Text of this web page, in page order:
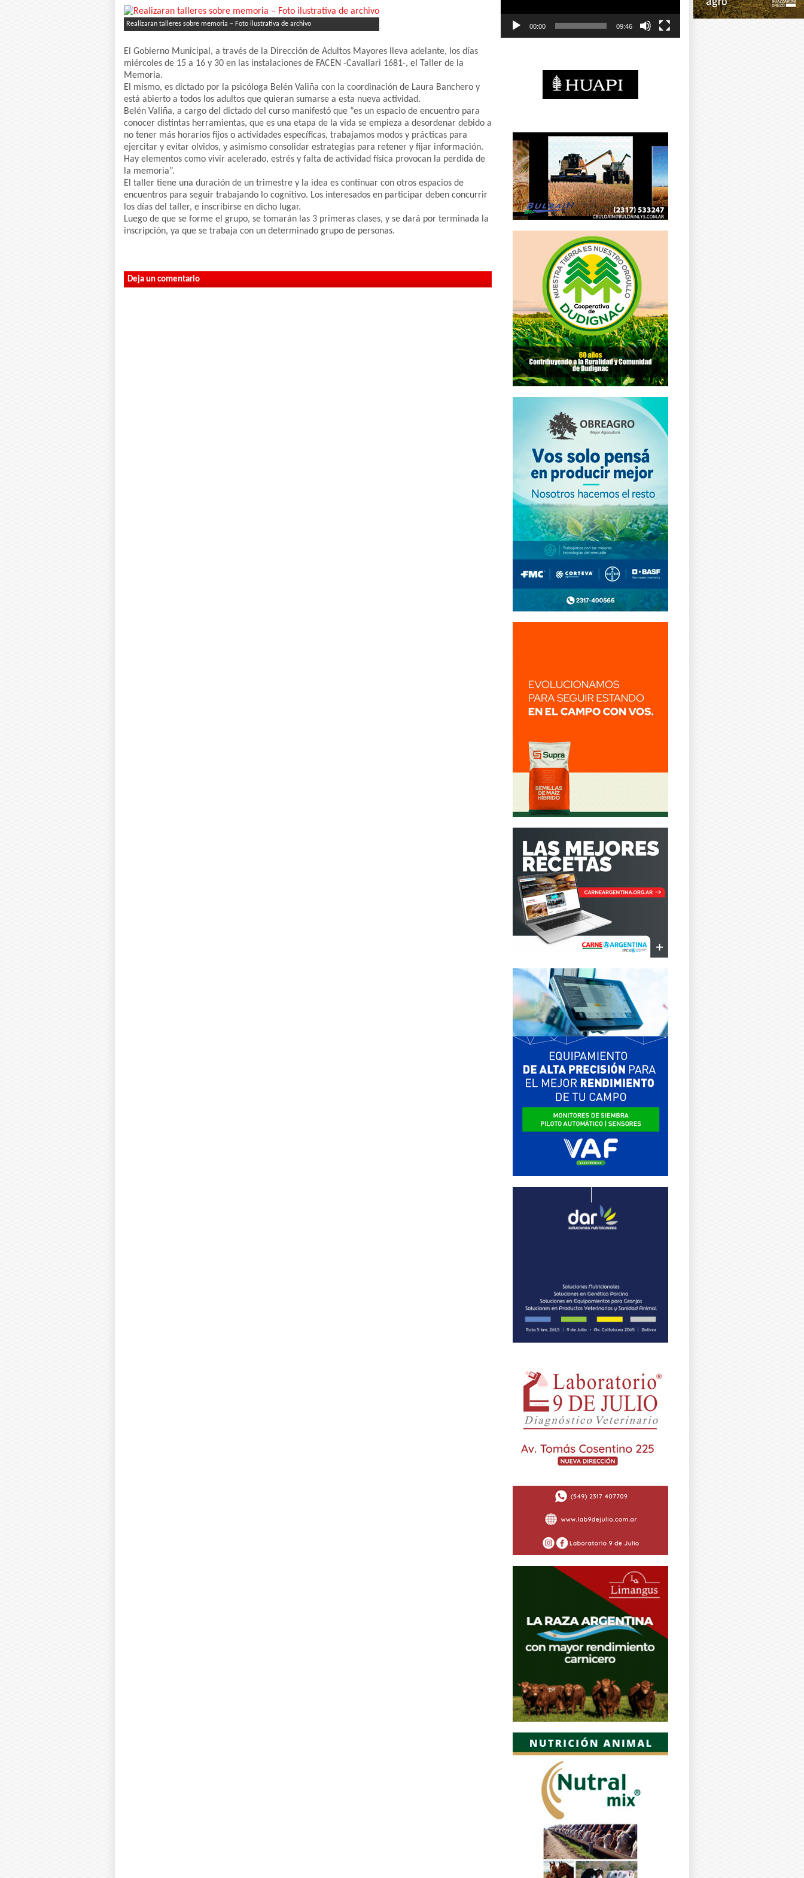
Realizaran talleres sobre memoria – Foto ilustrativa de archivo
El Gobierno Municipal, a través de la Dirección de Adultos Mayores lleva adelante, los días
miércoles de 15 a 16 y 30 en las instalaciones de FACEN -Cavallari 1681-, el Taller de la
Memoria.
El mismo, es dictado por la psicóloga Belén Valiña con la coordinación de Laura Banchero y
está abierto a todos los adultos que quieran sumarse a esta nueva actividad.
Belén Valiña, a cargo del dictado del curso manifestó que “es un espacio de encuentro para
conocer distintas herramientas, que es una etapa de la vida se empieza a desordenar debido a
no tener más horarios fijos o actividades específicas, trabajamos modos y prácticas para
ejercitar y evitar olvidos, y asimismo consolidar estrategias para retener y fijar información.
Hay elementos como vivir acelerado, estrés y falta de actividad física provocan la perdida de
la memoria”.
El taller tiene una duración de un trimestre y la idea es continuar con otros espacios de
encuentros para seguir trabajando lo cognitivo. Los interesados en participar deben concurrir
los días del taller, e inscribirse en dicho lugar.
Luego de que se forme el grupo, se tomarán las 3 primeras clases, y se dará por terminada la
inscripción, ya que se trabaja con un determinado grupo de personas.
Deja un comentario
00:00 09:46